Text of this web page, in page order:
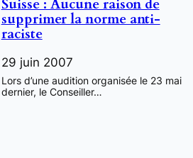
Suisse : Aucune raison de
supprimer la norme anti-
raciste
29 juin 2007
Lors d’une audition organisée le 23 mai
dernier, le Conseiller…